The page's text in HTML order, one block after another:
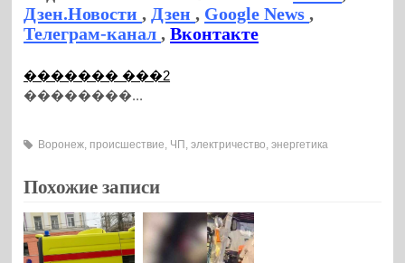
Дзен.Новости, Дзен, Google News,
Телеграм-канал,Вконтакте
������� ���2
��������...
Воронеж, происшествие, ЧП ,электричество,энергетика
Похожие записи